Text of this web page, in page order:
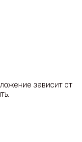
зависит от